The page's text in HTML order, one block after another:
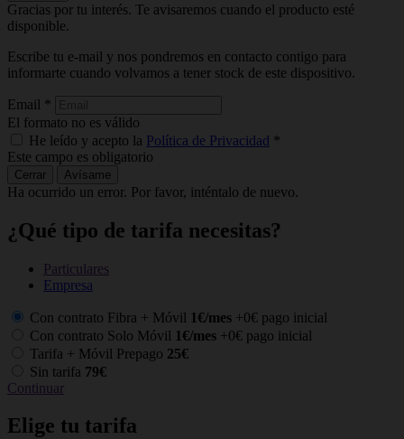
Gracias por tu interés. Te avisaremos cuando el producto esté
disponible.
Escribe tu e-mail y nos pondremos en contacto contigo para
informarte cuando volvamos a tener stock de este dispositivo.
Email *
El formato no es válido
He leído y acepto la Política de Privacidad *
Este campo es obligatorio
Cerrar Avísame
Ha ocurrido un error. Por favor, inténtalo de nuevo.
¿Qué tipo de tarifa necesitas?
Particulares
Empresa
Con contrato Fibra + Móvil 1€/mes +0€ pago inicial
Con contrato Solo Móvil 1€/mes +0€ pago inicial
Tarifa + Móvil Prepago 25€
Sin tarifa 79€
Continuar
Elige tu tarifa